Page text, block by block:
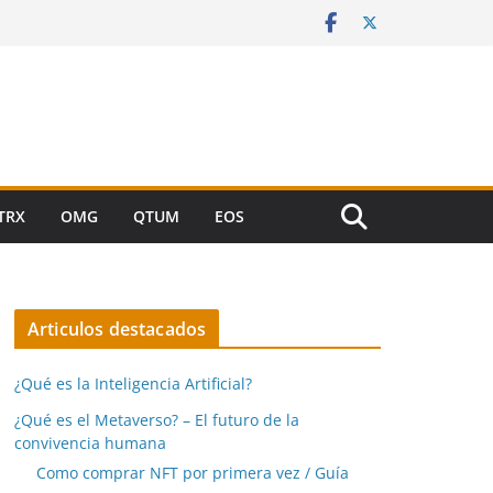
OMG QTUM EOS
Articulos destacados
¿Qué es la Inteligencia Artificial?
¿Qué es el Metaverso? – El futuro de la
convivencia humana
Como comprar NFT por primera vez / Guía